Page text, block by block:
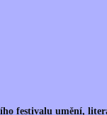
festivalu umění,